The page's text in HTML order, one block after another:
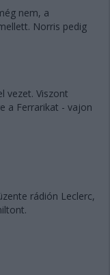
nem, a
Norris pedig
vezet. Viszont
a Ferrarikat - vajon
rádión Leclerc,